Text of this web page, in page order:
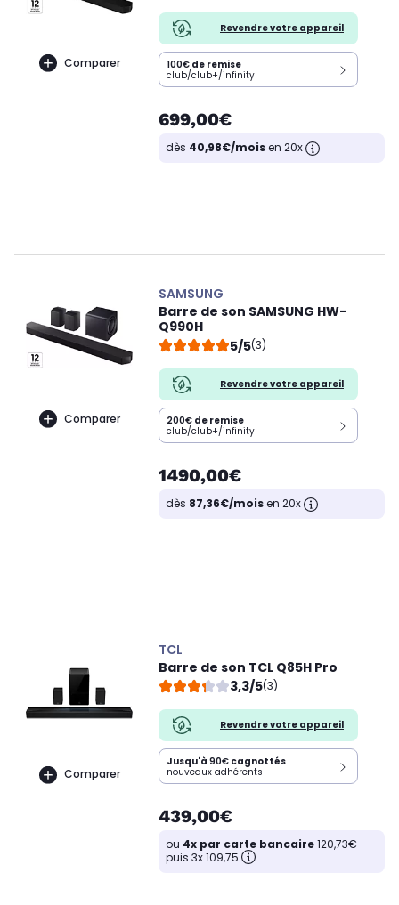
Comparer
Revendre votre appareil
100€ de remise
club/club+/infinity
699,00€
dès 40,98€/moisen 20x
Comparer
SAMSUNG
Barre de son SAMSUNG HW-
Q990H
5/5(3)
Revendre votre appareil
200€ de remise
club/club+/infinity
1490,00€
dès 87,36€/moisen 20x
Comparer
TCL
Barre de son TCL Q85H Pro
3,3/5(3)
Revendre votre appareil
Jusqu'à 90€ cagnottés
nouveaux adhérents
439,00€
ou 4x par carte bancaire120,73€
puis 3x 109,75